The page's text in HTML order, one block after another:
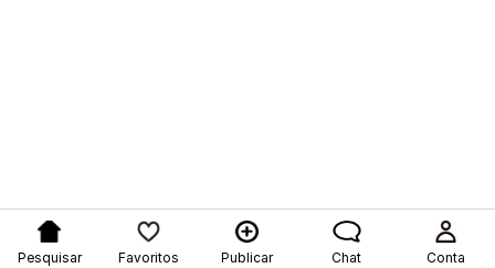
Pesquisar Favoritos Publicar Chat Conta